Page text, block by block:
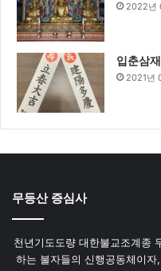
2022년
입춘삼
2021년
무등산 증심사
천년기도도량 대한불교조계종
하는 불자들의 신행공동체이